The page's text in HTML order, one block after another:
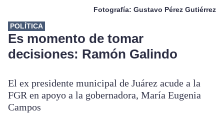
Fotografía: Gustavo Pérez Gutiérrez
POLÍTICA
Es momento de tomar
decisiones: Ramón Galindo
El ex presidente municipal de Juárez acude a la
FGR en apoyo a la gobernadora, María Eugenia
Campos